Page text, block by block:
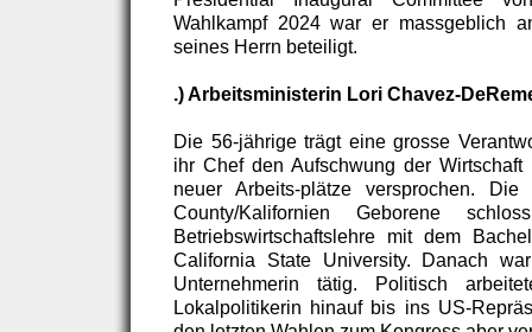
Wahlkampf 2024 war er massgeblich
seines Herrn beteiligt.
.) Arbeitsministerin Lori Chavez-
Die 56-jährige trägt eine grosse
ihr Chef den Aufschwung der
neuer Arbeits-plätze versprochen.
County/Kalifornien Geborene
Betriebswirtschaftslehre mit dem
California State University. Danach
Unternehmerin tätig. Politisch
Lokalpolitikerin hinauf bis ins US-